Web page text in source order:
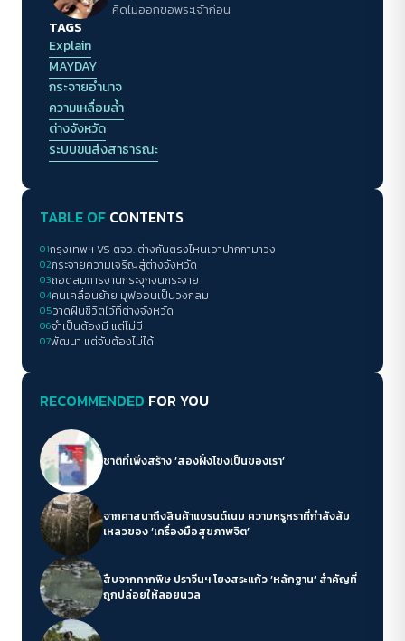
คิดไม่ออกขอพระเจ้าก่อน
TAGS
Explain
MAYDAY
กระจายอำนาจ
ความเหลื่อมล้ำ
ต่างจังหวัด
ระบบขนส่งสาธารณะ
TABLE OF CONTENTS
01กรุงเทพฯ VS ตจว. ต่างกันตรงไหนเอาปากกามาวง
02กระจายความเจริญสู่ต่างจังหวัด
03ถอดสมการงานกระจุกจนกระจาย
04คนเคลื่อนย้าย มูฟออนเป็นวงกลม
05วาดฝันชีวิตไว้ที่ต่างจังหวัด
06จำเป็นต้องมี แต่ไม่มี
07พัฒนา แต่จับต้องไม่ได้
RECOMMENDED FOR YOU
ชาติที่เพิ่งสร้าง ‘สองฝั่งโขงเป็นของเรา’
จากศาสนาถึงสินค้าแบรนด์เนม ความหรูหราที่กำลังล้ม
เหลวของ ‘เครื่องมือสุขภาพจิต’
สืบจากกากพิษ ปราจีนฯ โยงสระแก้ว ‘หลักฐาน’ สำคัญที่
ถูกปล่อยให้ลอยนวล